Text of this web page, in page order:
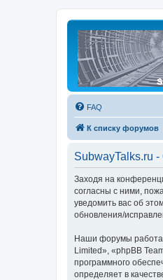
FAQ
К списку форумов
SubwayTalks.ru
Заходя на
согласны с ними,
уведомить вас об
обновления/
Наши форумы
Limited», «phpBB
программного
определяет в